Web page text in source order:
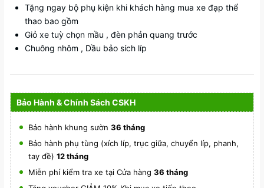
Tặng ngay bộ phụ kiện khi khách hàng mua xe đạp thể
thao bao gồm
Giỏ xe tuỳ chọn mầu , đèn phản quang trước
Chuông nhôm , Dầu bảo sích líp
Bảo Hành & Chính Sách CSKH
Bảo hành khung sườn 36 tháng
Bảo hành phụ tùng (xích líp, trục giữa, chuyển líp, phanh,
tay đề) 12 tháng
Miễn phí kiểm tra xe tại Cửa hàng 36 tháng